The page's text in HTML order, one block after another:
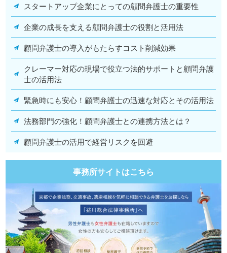
スタートアップ企業にとっての顧問弁護士の重要性
企業の成長を支える顧問弁護士の役割と活用法
顧問弁護士の導入がもたらすコスト削減効果
クレーマー対応の現場で役立つ法的サポートと顧問弁護
士の活用法
緊急時にも安心！顧問弁護士の迅速な対応とその活用法
法務部門の強化！顧問弁護士との連携方法とは？
顧問弁護士の活用で経営リスクを回避
事務所サイトはこちら